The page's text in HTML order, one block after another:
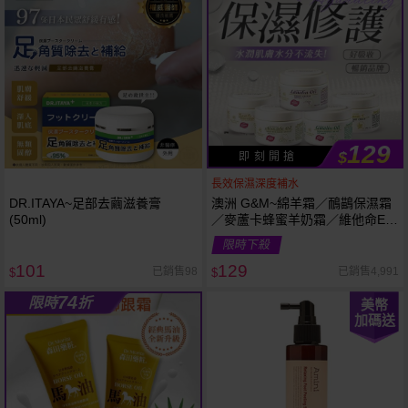
DR.ITAYA~足部去繭滋養膏
(50ml)
$101 已銷售98
即 刻 開 搶 $129
長效保濕深度補水
澳洲 G&M~綿羊霜／鴯鶓保濕霜
／麥蘆卡蜂蜜羊奶霜／維他命E修
護霜／酪梨滋養霜／綿羊晚霜
(250g) 款式可選
限時下殺
$129 已銷售4,991
限時74折
美幣
加碼送